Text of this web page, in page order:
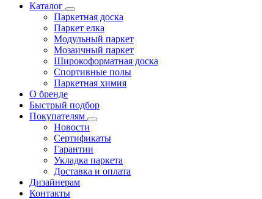
Каталог
Паркетная доска
Паркет елка
Модульный паркет
Мозаичный паркет
Широкоформатная доска
Спортивные полы
Паркетная химия
О бренде
Быстрый подбор
Покупателям
Новости
Сертификаты
Гарантии
Укладка паркета
Доставка и оплата
Дизайнерам
Контакты